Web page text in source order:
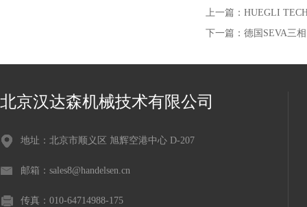
上一篇： HUEGLI
下一篇： 德国SEVA三
北京汉达森机械技术有限公司
地址：北京市顺义区 旭辉空港中心 D-207
邮箱：sales8@handelsen.cn
传真：010-64714988-175